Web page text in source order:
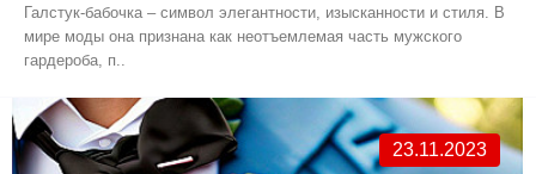
Галстук-бабочка – символ элегантности, изысканности и стиля. В
мире моды она признана как неотъемлемая часть мужского
гардероба, п..
23.11.2023